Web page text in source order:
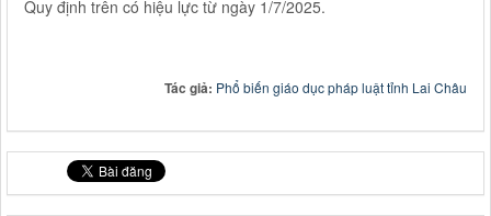
Quy định trên có hiệu lực từ ngày 1/7/2025.
Tác giả: Phổ biến giáo dục pháp luật tỉnh Lai Châu